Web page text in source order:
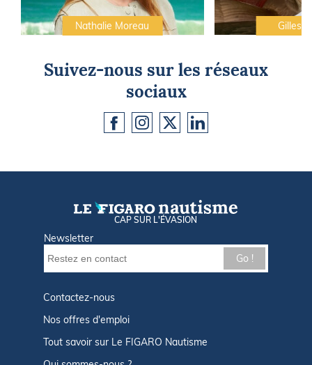
Nathalie Moreau Gilles
Suivez-nous sur les réseaux
sociaux
CAP SUR L'ÉVASION
Newsletter
Go !
Contactez-nous
Nos offres d'emploi
Tout savoir sur Le FIGARO Nautisme